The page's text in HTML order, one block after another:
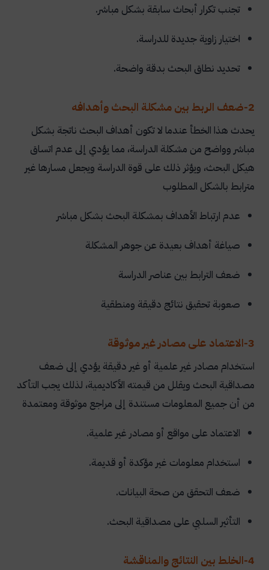
تجنب تكرار أبحاث سابقة بشكل مباشر.
اختيار زاوية جديدة للدراسة.
تحديد نطاق البحث بدقة واضحة.
2-ضعف الربط بين مشكلة البحث وأهدافه
يحدث هذا الخطأ عندما لا تكون أهداف البحث ناتجة بشكل
مباشر وواضح من مشكلة الدراسة، مما يؤدي إلى عدم اتساق
هيكل البحث، ويؤثر ذلك على قوة الدراسة ويجعل مسارها غير
مترابط بالشكل المطلوب
عدم ارتباط الأهداف بمشكلة البحث بشكل مباشر
صياغة أهداف بعيدة عن جوهر المشكلة
ضعف الترابط بين عناصر الدراسة
صعوبة تحقيق نتائج دقيقة ومنطقية
3-الاعتماد على مصادر غير موثوقة
استخدام مصادر غير علمية أو غير دقيقة يؤدي إلى ضعف
مصداقية البحث ويقلل من قيمته الأكاديمية، لذلك يجب التأكد
من أن جميع المعلومات مستندة إلى مراجع موثوقة ومعتمدة
الاعتماد على مواقع أو مصادر غير علمية.
استخدام معلومات غير مؤكدة أو قديمة.
ضعف التحقق من صحة البيانات.
التأثير السلبي على مصداقية البحث.
4-الخلط بين النتائج والمناقشة